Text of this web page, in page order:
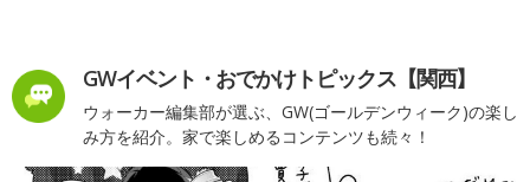
GWイベント・おでかけトピックス【関西】
ウォーカー編集部が選ぶ、GW(ゴールデンウィーク)の楽し
み方を紹介。家で楽しめるコンテンツも続々！